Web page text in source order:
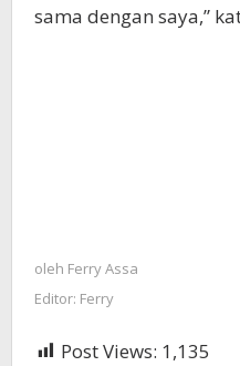
sama dengan saya,”
oleh Ferry Assa
Editor: Ferry
Post Views: 1,135